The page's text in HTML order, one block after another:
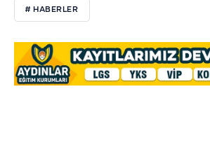
# HABERLER